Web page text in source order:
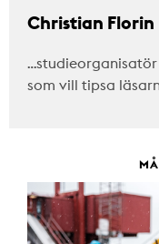
Christian Florin
…studieorganisatör
som vill tipsa